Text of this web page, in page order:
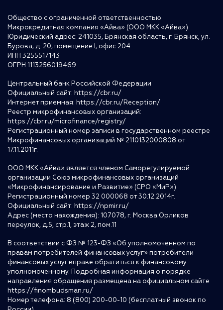
Общество с ограниченной ответственностью
Микрокредитная компания «Айва» (ООО МКК «Айва»)
Юридический адрес: 241035, Брянская область, г. Брянск, ул.
Бурова, д. 20, помещение I, офис 204
ИНН 3255517143
ОГРН 1113256019469
Центральный банк Российской Федерации
Официальный сайт: https://cbr.ru/
Интернет приемная: https://cbr.ru/Reception/
Реестр микрофинансовых организаций:
https://cbr.ru/microfinance/registry/
Регистрационный номер записи в государственном реестре
Микрофинансовых организаций № 2110132000808 от
17.11.2011г.
ООО МКК «Айва» является членом Саморегулируемой
организации Союз микрофинансовых организаций
«Микрофинансирование и Развитие» (СРО «МиР»)
Регистрационный номер 32 000068 от 30.12.2014г.
Официальный сайт: https://npmir.ru/
Адрес (место нахождения): 107078, г. Москва Орликов
переулок, д.5, стр.1, этаж 2, пом.11
В соответствии с ФЗ № 123-ФЗ «Об уполномоченном по
правам потребителей финансовых услуг» потребители
финансовых услуг вправе обратиться к финансовому
уполномоченному. Подробная информация о порядке
направления обращения размещена на официальном сайте
https://finombudsman.ru/
Номер телефона: 8 (800) 200-00-10 (бесплатный звонок по